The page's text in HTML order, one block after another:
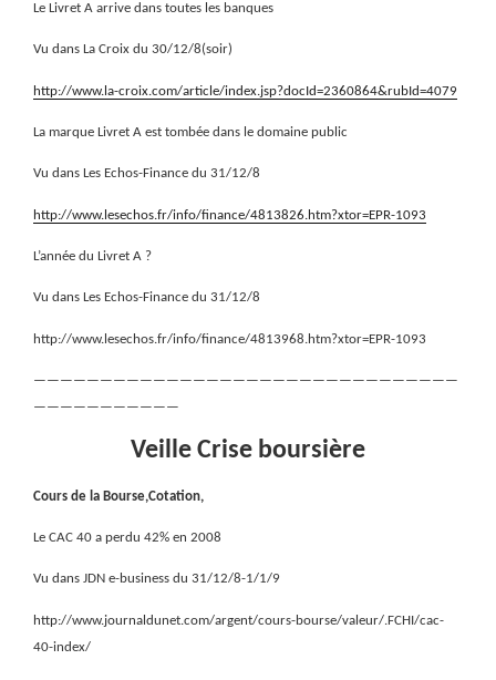
Le Livret A arrive dans toutes les banques
Vu dans La Croix du 30/12/8(soir)
http://www.la-croix.com/article/index.jsp?docId=2360864&rubId=4079
La marque Livret A est tombée dans le domaine public
Vu dans Les Echos-Finance du 31/12/8
http://www.lesechos.fr/info/finance/4813826.htm?xtor=EPR-1093
L’année du Livret A ?
Vu dans Les Echos-Finance du 31/12/8
http://www.lesechos.fr/info/finance/4813968.htm?xtor=EPR-1093
————————————————————————————————
———————————
Veille Crise boursière
Cours de la Bourse,Cotation,
Le CAC 40 a perdu 42% en 2008
Vu dans JDN e-business du 31/12/8-1/1/9
http://www.journaldunet.com/argent/cours-bourse/valeur/.FCHI/cac-
40-index/